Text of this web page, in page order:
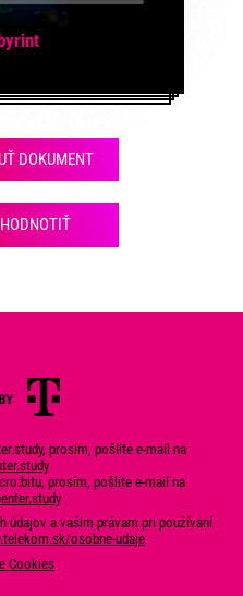
DOKUMENT
prosím, pošlite e-mail na
prosím, pošlite e-mail na
údajov a vašim právam pri používaní
osobne-udaje
Cookies